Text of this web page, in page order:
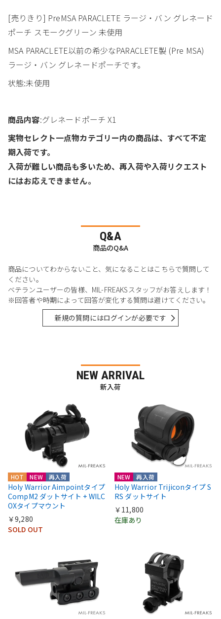
[売りきり] PreMSA PARACLETE ラージ・バン グレネード
ポーチ スモークグリーン 未使用
MSA PARACLETE以前の希少なPARACLETE製 (Pre MSA)
ラージ・バン グレネードポーチです。
状態:未使用
商品内容:グレネードポーチ X1
実物セレクト一点物カテゴリー内の商品は、すべて不定
期入荷です。
入荷が難しい商品も多いため、再入荷や入荷リクエスト
にはお応えできません。
Q&A
商品のQ&A
商品についてわからないこと、気になることはこちらで質問して
ください。
ベテランユーザーの皆様、MIL-FREAKSスタッフがお答えします！
※回答者や時期によって回答が変化する質問は避けてください。
新規の質問にはログインが必要です
NEW ARRIVAL
新入荷
HOT NEW 再入荷
Holy Warrior Aimpointタイプ
CompM2 ダットサイト + WILC
OXタイプマウント
￥9,280
SOLD OUT
NEW 再入荷
Holy Warrior Trijiconタイプ S
RS ダットサイト
￥11,800
在庫あり